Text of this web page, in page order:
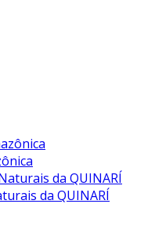
da QUINARÍ